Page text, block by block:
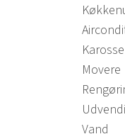
Movere
Vand